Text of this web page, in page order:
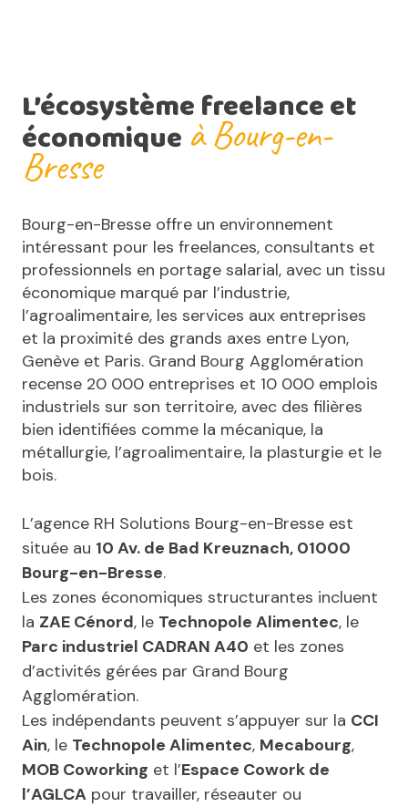
L’écosystème freelance et
économique à Bourg-en-
Bresse
Bourg-en-Bresse offre un environnement
intéressant pour les freelances, consultants et
professionnels en portage salarial, avec un tissu
économique marqué par l’industrie,
l’agroalimentaire, les services aux entreprises
et la proximité des grands axes entre Lyon,
Genève et Paris. Grand Bourg Agglomération
recense 20 000 entreprises et 10 000 emplois
industriels sur son territoire, avec des filières
bien identifiées comme la mécanique, la
métallurgie, l’agroalimentaire, la plasturgie et le
bois.
L’agence RH Solutions Bourg-en-Bresse est
située au 10 Av. de Bad Kreuznach, 01000
Bourg-en-Bresse.
Les zones économiques structurantes incluent
la ZAE Cénord, le Technopole Alimentec, le
Parc industriel CADRAN A40 et les zones
d’activités gérées par Grand Bourg
Agglomération.
Les indépendants peuvent s’appuyer sur la CCI
Ain, le Technopole Alimentec, Mecabourg,
MOB Coworking et l’Espace Cowork de
l’AGLCA pour travailler, réseauter ou